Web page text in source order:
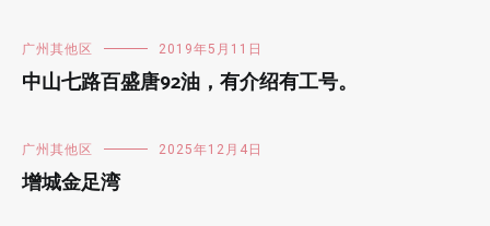
广州其他区 2019年5月11日
中山七路百盛唐92油，有介绍有工号。
广州其他区 2025年12月4日
增城金足湾